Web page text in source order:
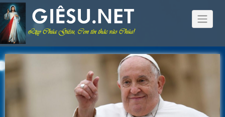
Skip
to
content